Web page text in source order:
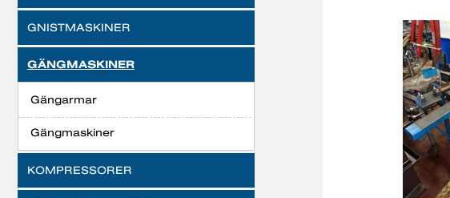
GNISTMASKINER
GÄNGMASKINER
Gängarmar
Gängmaskiner
KOMPRESSORER